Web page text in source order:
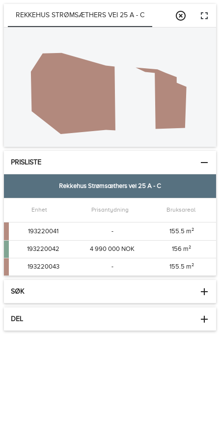
REKKEHUS STRØMSÆTHERS VEI 25 A - C
PRISLISTE
Rekkehus Strømsæthers vei 25 A - C
Enhet Prisantydning Bruksareal
193220041 - 155.5 m²
193220042 4 990 000 NOK 156 m²
193220043 - 155.5 m²
SØK
DEL